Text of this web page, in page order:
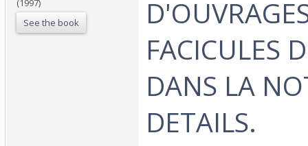
(1997)
See the book
FACICULES
DANS LA
DETAILS.‎